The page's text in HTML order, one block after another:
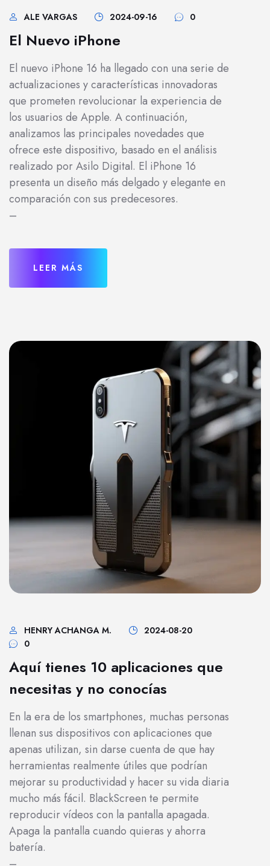
ALE VARGAS 2024-09-16 0
El Nuevo iPhone
El nuevo iPhone 16 ha llegado con una serie de
actualizaciones y características innovadoras
que prometen revolucionar la experiencia de
los usuarios de Apple. A continuación,
analizamos las principales novedades que
ofrece este dispositivo, basado en el análisis
realizado por Asilo Digital. El iPhone 16
presenta un diseño más delgado y elegante en
comparación con sus predecesores.
–
LEER MÁS
HENRY ACHANGA M.
2024-08-20
0
Aquí tienes 10 aplicaciones que
necesitas y no conocías
En la era de los smartphones, muchas personas
llenan sus dispositivos con aplicaciones que
apenas utilizan, sin darse cuenta de que hay
herramientas realmente útiles que podrían
mejorar su productividad y hacer su vida diaria
mucho más fácil. BlackScreen te permite
reproducir vídeos con la pantalla apagada.
Apaga la pantalla cuando quieras y ahorra
batería.